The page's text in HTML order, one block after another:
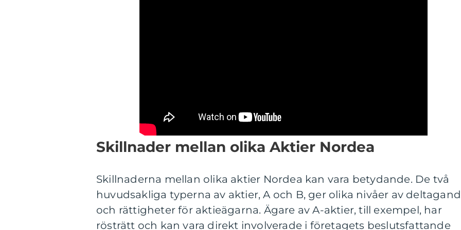
Skillnader mellan olika Aktier Nordea
Skillnaderna mellan olika aktier Nordea kan vara betydande. De två
huvudsakliga typerna av aktier, A och B, ger olika nivåer av
och rättigheter för aktieägarna. Ägare av A-aktier, till exempel, har
rösträtt och kan vara direkt involverade i företagets beslutsfattande